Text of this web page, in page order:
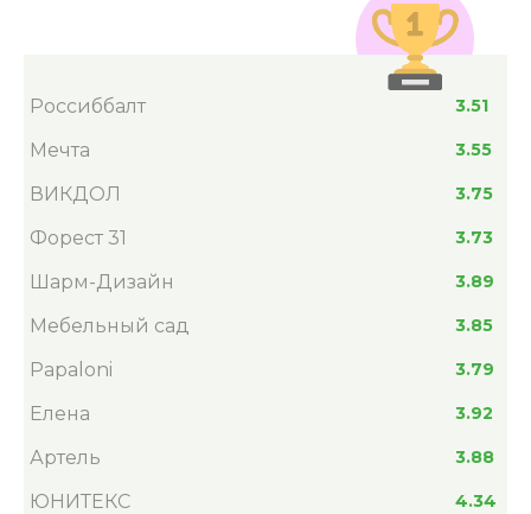
Россиббалт 3.51
Мечта 3.55
ВИКДОЛ 3.75
Форест 31 3.73
Шарм-Дизайн 3.89
Мебельный сад 3.85
Papaloni 3.79
Елена 3.92
Артель 3.88
ЮНИТЕКС 4.34